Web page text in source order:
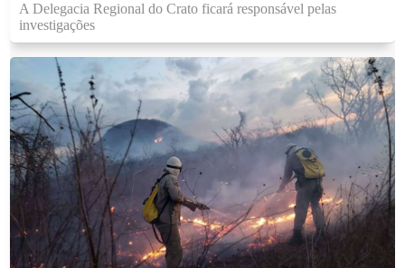
A Delegacia Regional do Crato ficará responsável pelas
investigações